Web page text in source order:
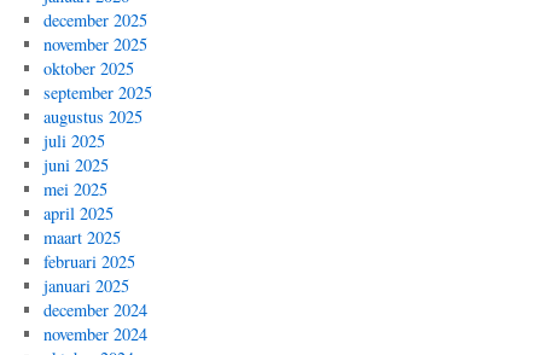
december 2025
november 2025
oktober 2025
september 2025
augustus 2025
juli 2025
juni 2025
mei 2025
april 2025
maart 2025
februari 2025
januari 2025
december 2024
november 2024